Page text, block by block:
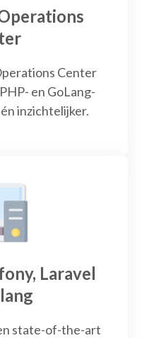
Center
en GoLang-
inzichtelijker.
Laravel
state-of-the-art